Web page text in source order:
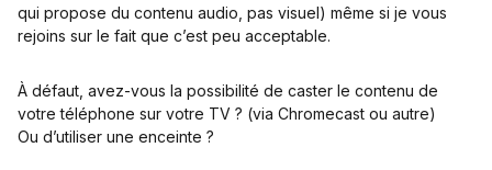
qui propose du contenu audio, pas visuel) même si je vous
rejoins sur le fait que c’est peu acceptable.
À défaut, avez-vous la possibilité de caster le contenu de
votre téléphone sur votre TV ? (via Chromecast ou autre)
Ou d’utiliser une enceinte ?